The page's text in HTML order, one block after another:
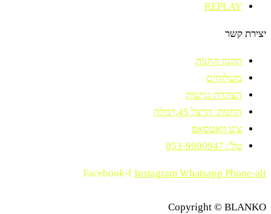
REPLAY
יצירת קשר
תקנון החנות
משלוחים
הצהרת נגישות
החנות: הרצל 45,רמלה
צ'ט וואטסאפ
טל': 053-9000947
Facebook-f Instagram Whatsapp Phone-alt
Copyright © BLANKO